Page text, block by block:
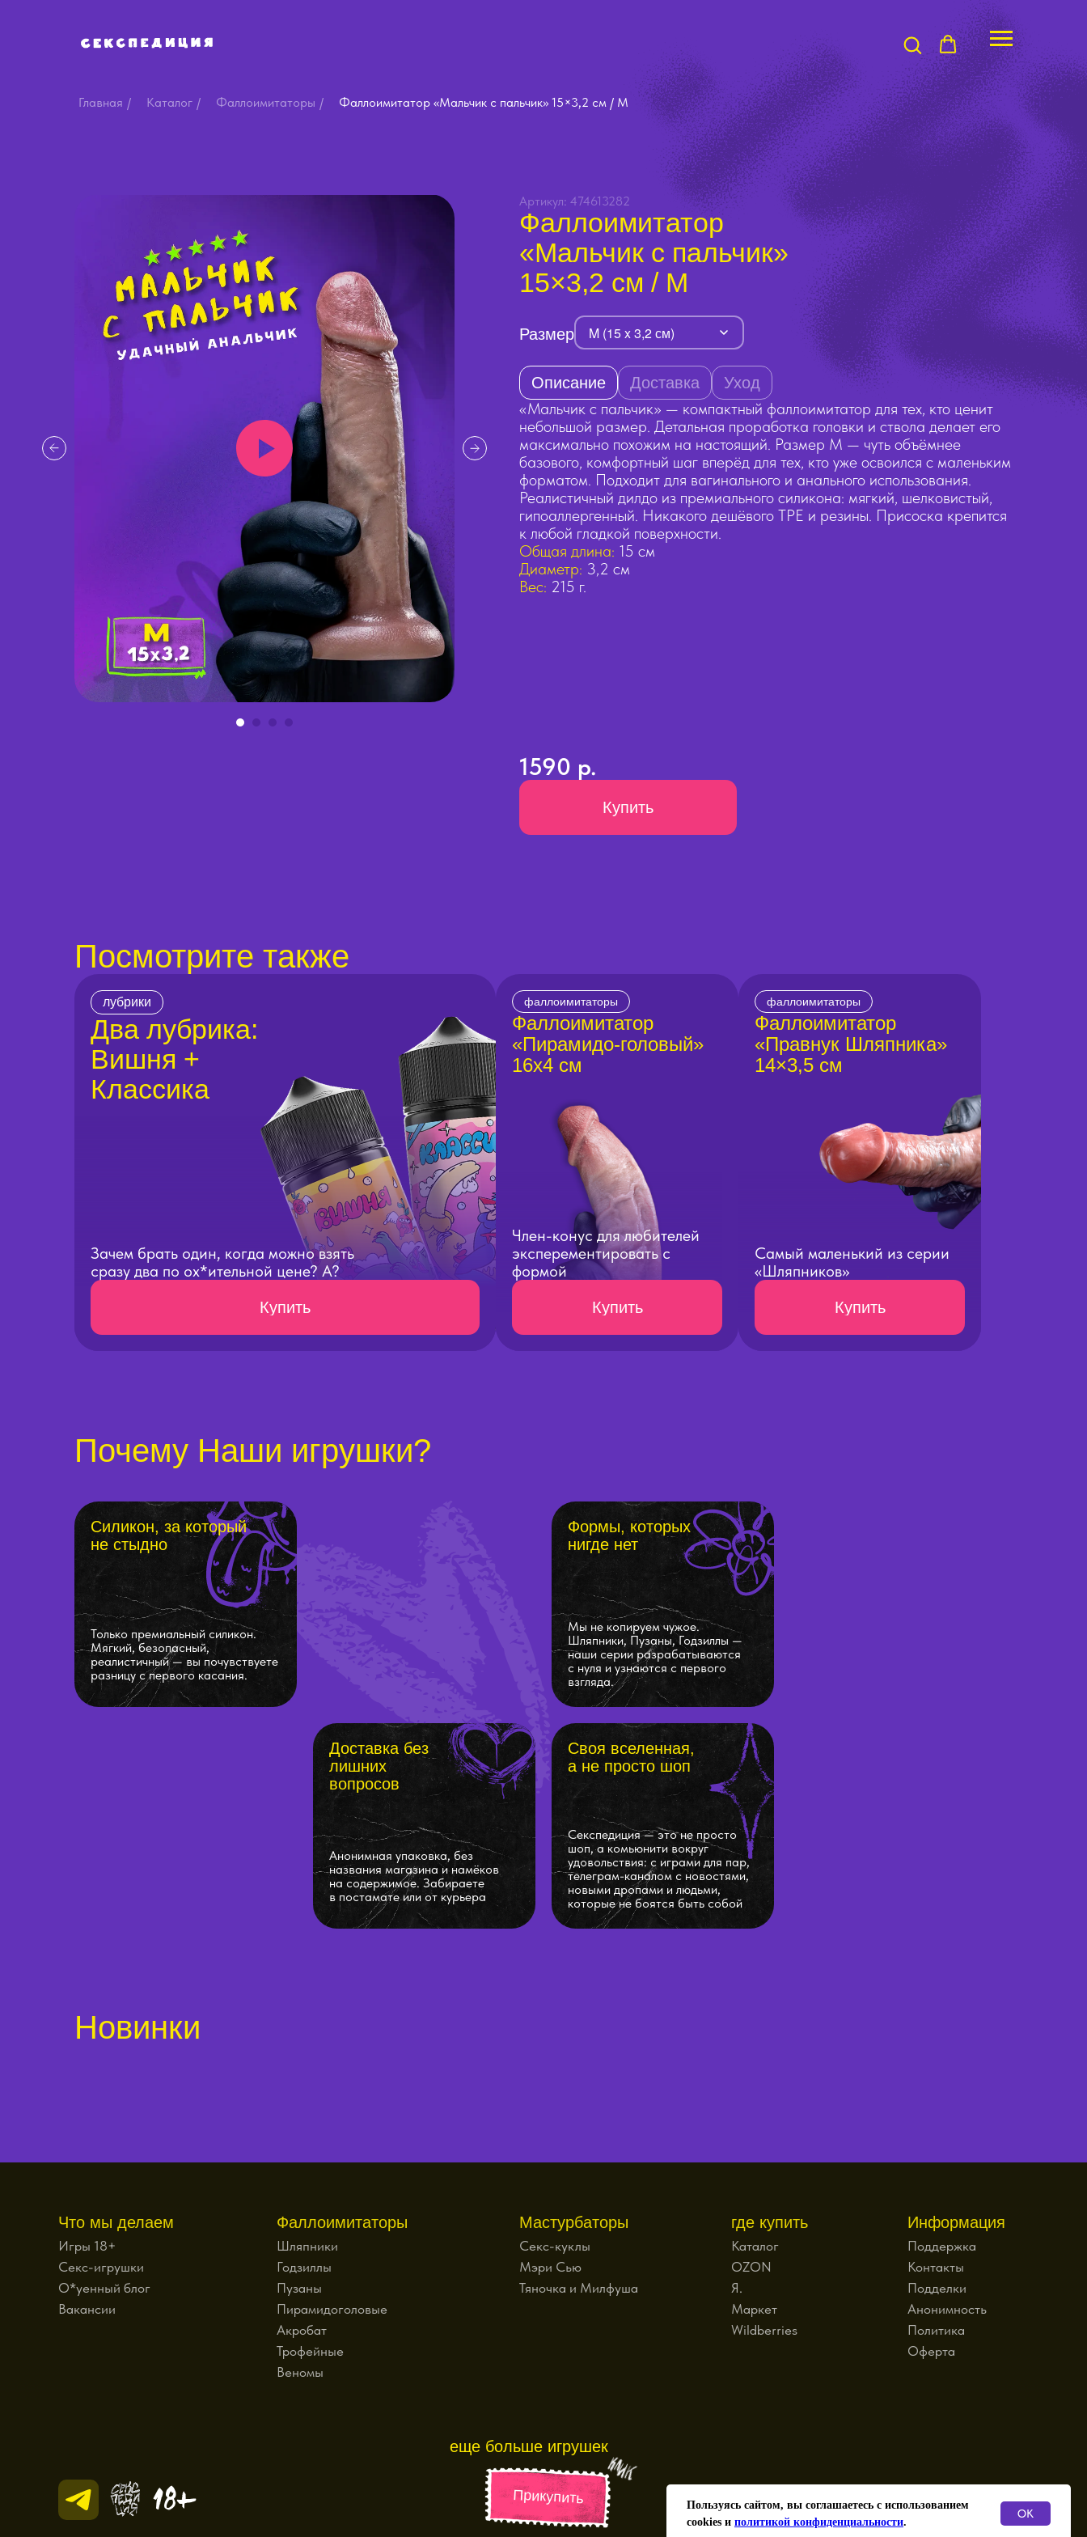
Главная / Каталог / Фаллоимитаторы / Фаллоимитатор «Мальчик с пальчик» 15×3,2 см / M
1590 р.
Купить
Описание Доставка Уход
«Мальчик с пальчик» — компактный фаллоимитатор для тех, кто ценит
небольшой размер. Детальная проработка головки и ствола делает его
максимально похожим на настоящий. Размер M — чуть объёмнее
базового, комфортный шаг вперёд для тех, кто уже освоился с маленьким
форматом. Подходит для вагинального и анального использования.
Реалистичный дилдо из премиального силикона: мягкий, шелковистый,
гипоаллергенный. Никакого дешёвого TPE и резины. Присоска крепится
к любой гладкой поверхности.
Общая длина: 15 см
Диаметр: 3,2 см
Вес: 215 г.
Артикул: 474613282
Фаллоимитатор
«Мальчик с пальчик»
15×3,2 см / M
Размер M (15 x 3,2 см)
Посмотрите также
лубрики
Два лубрика:
Вишня +
Классика
Зачем брать один, когда можно взять
сразу два по ох*ительной цене? А?
Купить
фаллоимитаторы
Фаллоимитатор
«Пирамидо-головый»
16х4 см
Член-конус для любителей
эксперементировать с
формой
Купить
фаллоимитаторы
Фаллоимитатор
«Правнук Шляпника»
14×3,5 см
Самый маленький из серии
«Шляпников»
Купить
Силикон, за который
не стыдно
Только премиальный силикон.
Мягкий, безопасный,
реалистичный — вы почувствуете
разницу с первого касания.
Формы, которых
нигде нет
Мы не копируем чужое.
Шляпники, Пузаны, Годзиллы —
наши серии разрабатываются
с нуля и узнаются с первого
взгляда.
Доставка без
лишних
вопросов
Анонимная упаковка, без
названия магазина и намёков
на содержимое. Забираете
в постамате или от курьера
Своя вселенная,
а не просто шоп
Секспедиция — это не просто
шоп, а комьюнити вокруг
удовольствия: с играми для пар,
телеграм-каналом с новостями,
новыми дропами и людьми,
которые не боятся быть собой
Почему Наши игрушки?
Новинки
еще больше игрушек
Прикупить
Информация
Поддержка
Контакты
Подделки
Анонимность
Политика
Оферта
где купить
Каталог
OZON
Я.
Маркет
Wildberries
Мастурбаторы
Секс-куклы
Мэри Сью
Тяночка и Милфуша
Фаллоимитаторы
Шляпники
Годзиллы
Пузаны
Пирамидоголовые
Акробат
Трофейные
Веномы
Что мы делаем
Игры 18+
Секс-игрушки
О*уенный блог
Вакансии
ОГРНИП
317774600155903
18+
Пользуясь сайтом, вы соглашаетесь с использованием
cookies и политикой конфиденциальности.
OK